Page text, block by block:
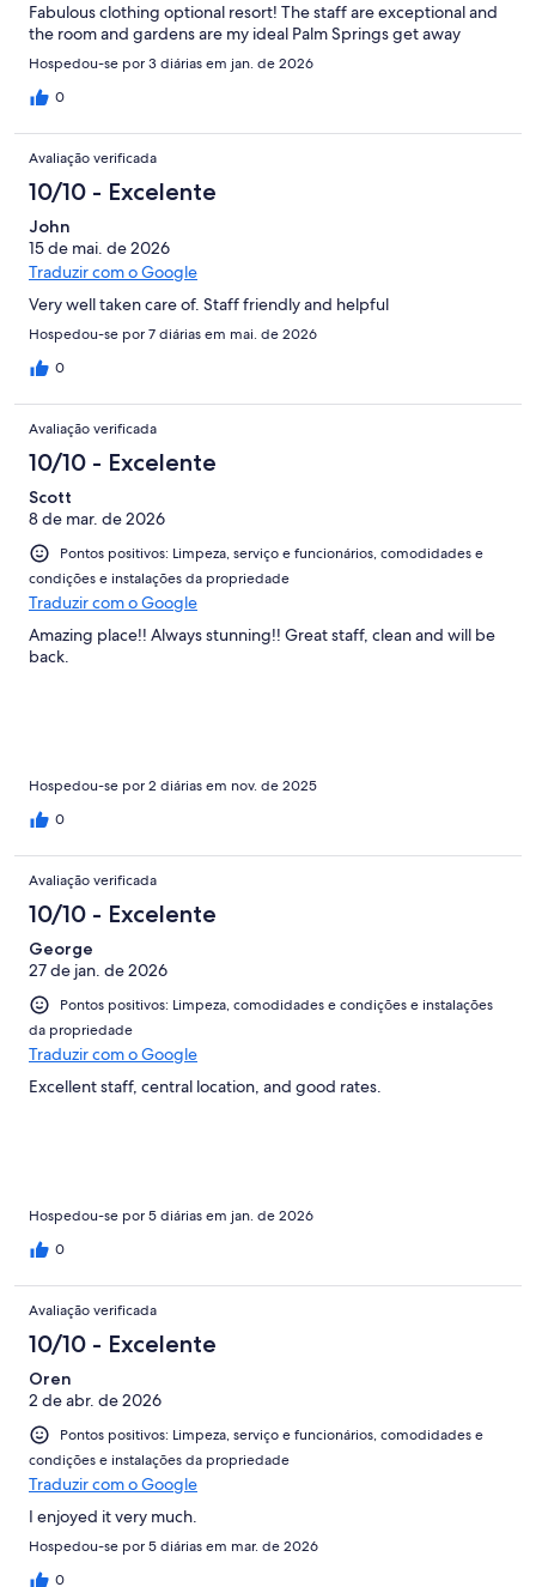
Fabulous clothing optional resort! The staff are exceptional and
the room and gardens are my ideal Palm Springs get away
Hospedou-se por 3 diárias em jan. de 2026
0
Avaliação verificada
10/10 - Excelente
John
15 de mai. de 2026
Traduzir com o Google
Very well taken care of. Staff friendly and helpful
Hospedou-se por 7 diárias em mai. de 2026
0
Avaliação verificada
10/10 - Excelente
Scott
8 de mar. de 2026
Pontos positivos: Limpeza, serviço e funcionários, comodidades e
condições e instalações da propriedade
Traduzir com o Google
Amazing place!! Always stunning!! Great staff, clean and will be
back.
Hospedou-se por 2 diárias em nov. de 2025
0
Avaliação verificada
10/10 - Excelente
George
27 de jan. de 2026
Pontos positivos: Limpeza, comodidades e condições e instalações
da propriedade
Traduzir com o Google
Excellent staff, central location, and good rates.
Hospedou-se por 5 diárias em jan. de 2026
0
Avaliação verificada
10/10 - Excelente
Oren
2 de abr. de 2026
Pontos positivos: Limpeza, serviço e funcionários, comodidades e
condições e instalações da propriedade
Traduzir com o Google
I enjoyed it very much.
Hospedou-se por 5 diárias em mar. de 2026
0